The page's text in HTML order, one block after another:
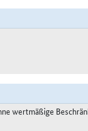
wertmäßige